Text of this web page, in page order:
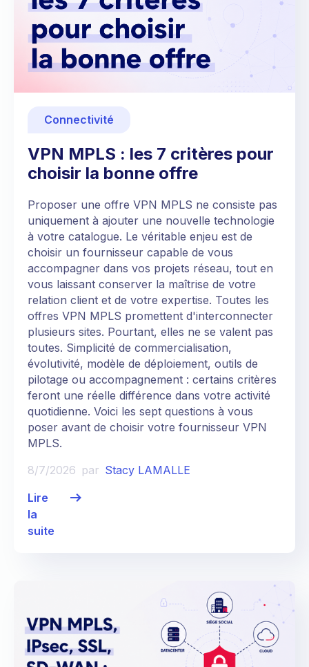
Connectivité
VPN MPLS : les 7 critères pour
choisir la bonne offre
Proposer une offre VPN MPLS ne consiste pas
uniquement à ajouter une nouvelle technologie
à votre catalogue. Le véritable enjeu est de
choisir un fournisseur capable de vous
accompagner dans vos projets réseau, tout en
vous laissant conserver la maîtrise de votre
relation client et de votre expertise. Toutes les
offres VPN MPLS promettent d'interconnecter
plusieurs sites. Pourtant, elles ne se valent pas
toutes. Simplicité de commercialisation,
évolutivité, modèle de déploiement, outils de
pilotage ou accompagnement : certains critères
feront une réelle différence dans votre activité
quotidienne. Voici les sept questions à vous
poser avant de choisir votre fournisseur VPN
MPLS.
8/7/2026 par Stacy LAMALLE
Lire
la
suite